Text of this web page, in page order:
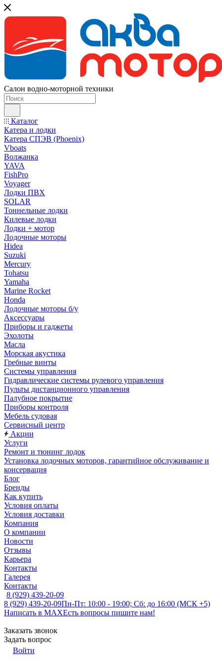
Салон водно-моторной техники
Каталог
Катера и лодки
Катера СПЭВ (Phoenix)
Vboats
Волжанка
YAVA
FishPro
Voyager
Лодки ПВХ
SOLAR
Тоннельные лодки
Килевые лодки
Лодки + мотор
Лодочные моторы
Hidea
Suzuki
Mercury
Tohatsu
Yamaha
Marine Rocket
Honda
Лодочные моторы б/у
Аксессуары
Приборы и гаджеты
Эхолоты
Масла
Морская акустика
Гребные винты
Системы управления
Гидравлические системы рулевого управления
Пульты дистанционного управления
Палубное покрытие
Приборы контроля
Мебель судовая
Сервисный центр
Акции
Услуги
Ремонт и тюнинг лодок
Установка лодочных моторов, гарантийное обслуживание и
консервация
Блог
Бренды
Как купить
Условия оплаты
Условия доставки
Компания
О компании
Новости
Отзывы
Карьера
Контакты
Галерея
Контакты
8 (929) 439-20-09
8 (929) 439-20-09Пн-Пт: 10:00 - 19:00; Сб: до 16:00 (МСК +5)
Написать в MAXЕсть вопросы пишите нам!
Заказать звонок
Задать вопрос
Войти